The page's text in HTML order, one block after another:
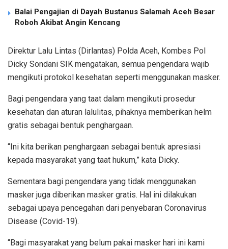
Balai Pengajian di Dayah Bustanus Salamah Aceh Besar
Roboh Akibat Angin Kencang
Direktur Lalu Lintas (Dirlantas) Polda Aceh, Kombes Pol
Dicky Sondani SIK mengatakan, semua pengendara wajib
mengikuti protokol kesehatan seperti menggunakan masker.
Bagi pengendara yang taat dalam mengikuti prosedur
kesehatan dan aturan lalulitas, pihaknya memberikan helm
gratis sebagai bentuk penghargaan.
“Ini kita berikan penghargaan sebagai bentuk apresiasi
kepada masyarakat yang taat hukum,” kata Dicky.
Sementara bagi pengendara yang tidak menggunakan
masker juga diberikan masker gratis. Hal ini dilakukan
sebagai upaya pencegahan dari penyebaran Coronavirus
Disease (Covid-19).
“Bagi masyarakat yang belum pakai masker hari ini kami